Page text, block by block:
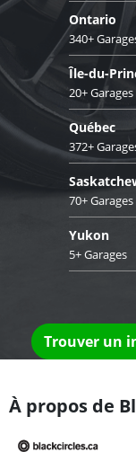
Ontario
340+
Île-du-
20+ Garages
Québec
372+
70+ Garages
Yukon
5+ Garages
Trouver un
À propos de